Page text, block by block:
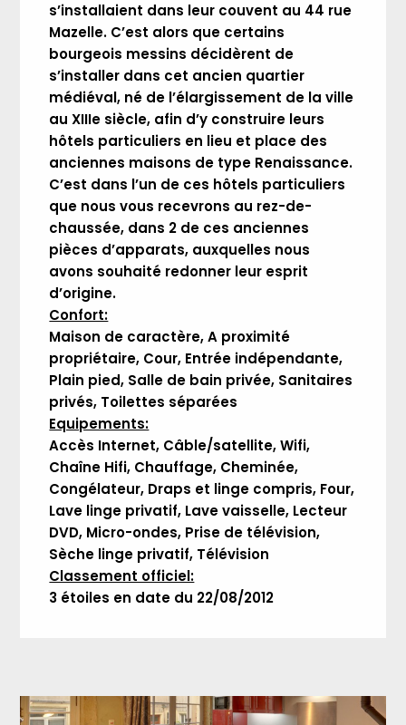
s’installaient dans leur couvent au 44 rue
Mazelle. C’est alors que certains
bourgeois messins décidèrent de
s’installer dans cet ancien quartier
médiéval, né de l’élargissement de la ville
au XIIIe siècle, afin d’y construire leurs
hôtels particuliers en lieu et place des
anciennes maisons de type Renaissance.
C’est dans l’un de ces hôtels particuliers
que nous vous recevrons au rez-de-
chaussée, dans 2 de ces anciennes
pièces d’apparats, auxquelles nous
avons souhaité redonner leur esprit
d’origine.
Confort:
Maison de caractère, A proximité
propriétaire, Cour, Entrée indépendante,
Plain pied, Salle de bain privée, Sanitaires
privés, Toilettes séparées
Equipements:
Accès Internet, Câble/satellite, Wifi,
Chaîne Hifi, Chauffage, Cheminée,
Congélateur, Draps et linge compris, Four,
Lave linge privatif, Lave vaisselle, Lecteur
DVD, Micro-ondes, Prise de télévision,
Sèche linge privatif, Télévision
Classement officiel:
3 étoiles en date du 22/08/2012